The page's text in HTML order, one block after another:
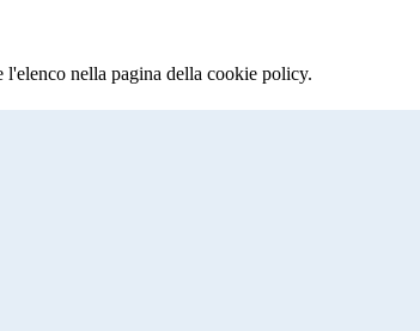
l'elenco nella pagina della cookie policy.